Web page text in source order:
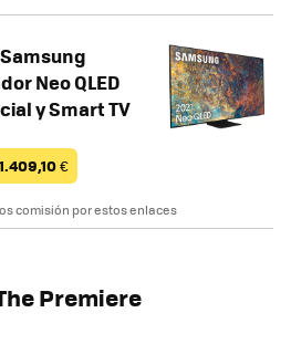
Samsung
Neo QLED
y Smart TV
1.409,10€
comisión por estos enlaces
Premiere